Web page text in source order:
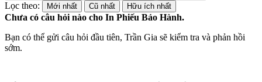
Lọc theo: Mới nhất Cũ nhất Hữu ích nhất
Chưa có câu hỏi nào cho In Phiếu Bảo Hành.
Bạn có thể gửi câu hỏi đầu tiên, Trần Gia sẽ kiểm tra và phản hồi
sớm.